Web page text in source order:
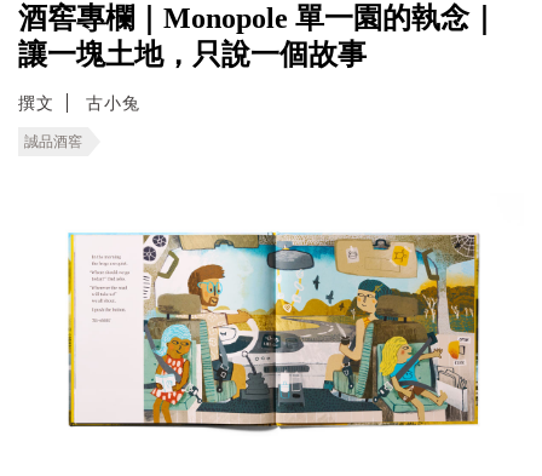
酒窖專欄｜Monopole 單一園的執念｜
讓一塊土地，只說一個故事
撰文 古小兔
誠品酒窖